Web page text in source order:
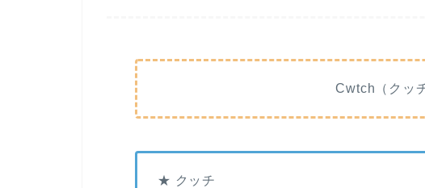
Cwtch（クッ
★ クッチ